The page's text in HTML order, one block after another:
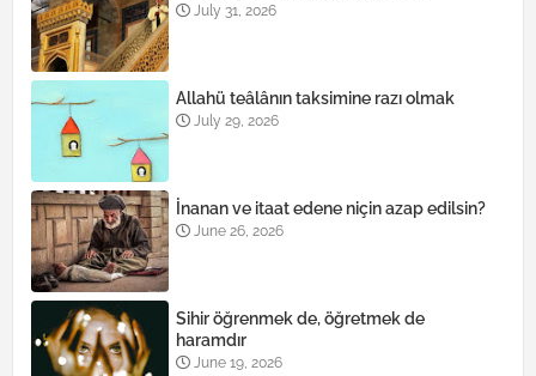
July 31, 2026
Allahü teâlânın taksimine razı olmak
July 29, 2026
İnanan ve itaat edene niçin azap edilsin?
June 26, 2026
Sihir öğrenmek de, öğretmek de
haramdır
June 19, 2026